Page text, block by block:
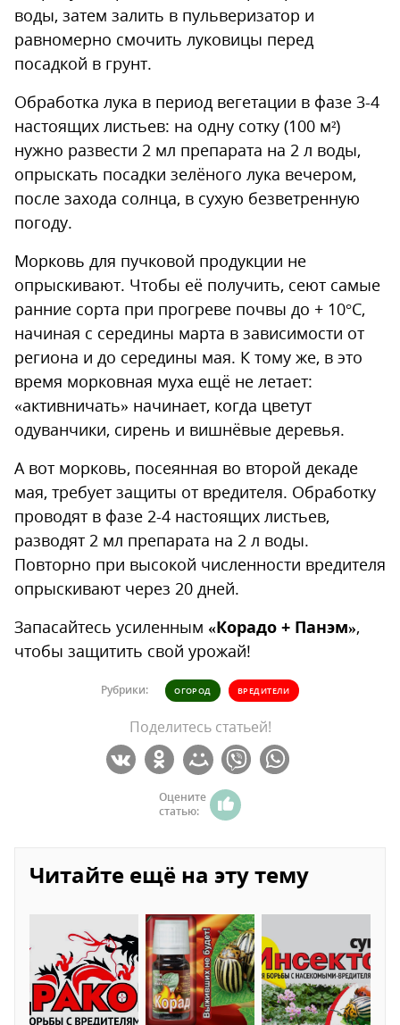
воды, затем залить в пульверизатор и
равномерно смочить луковицы перед
посадкой в грунт.
Обработка лука в период вегетации в фазе 3-4
настоящих листьев: на одну сотку (100 м²)
нужно развести 2 мл препарата на 2 л воды,
опрыскать посадки зелёного лука вечером,
после захода солнца, в сухую безветренную
погоду.
Морковь для пучковой продукции не
опрыскивают. Чтобы её получить, сеют самые
ранние сорта при прогреве почвы до + 10°С,
начиная с середины марта в зависимости от
региона и до середины мая. К тому же, в это
время морковная муха ещё не летает:
«активничать» начинает, когда цветут
одуванчики, сирень и вишнёвые деревья.
А вот морковь, посеянная во второй декаде
мая, требует защиты от вредителя. Обработку
проводят в фазе 2-4 настоящих листьев,
разводят 2 мл препарата на 2 л воды.
Повторно при высокой численности вредителя
опрыскивают через 20 дней.
Запасайтесь усиленным «Корадо + Панэм»,
чтобы защитить свой урожай!
Рубрики: ОГОРОД ВРЕДИТЕЛИ
Поделитесь статьей!
Оцените
статью:
Читайте ещё на эту тему